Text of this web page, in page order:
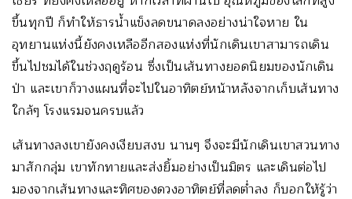
ขึ้นทุกปี ก็ทำให้ธารน้ำแข็งลดขนาดลงอย่างน่าใจหาย ใน
อุทยานแห่งนี้ยังคงเหลืออีกสองแห่งที่นักเดินเขาสามารถเดิน
ขึ้นไปชมได้ในช่วงฤดูร้อน ซึ่งเป็นเส้นทางยอดนิยมของนักเดิน
ป่า และเขาก็วางแผนที่จะไปในอาทิตย์หน้าหลังจากเก็บเส้นทาง
ใกล้ๆ โรงแรมจนครบแล้ว
เส้นทางลงเขายังคงเงียบสงบ นานๆ จึงจะมีนักเดินเขาสวนทาง
มาสักกลุ่ม เขาทักทายและส่งยิ้มอย่างเป็นมิตร และเดินต่อไป
มองจากเส้นทางและทิศของดวงอาทิตย์ที่ลดต่ำลง ก็บอกให้รู้ว่า